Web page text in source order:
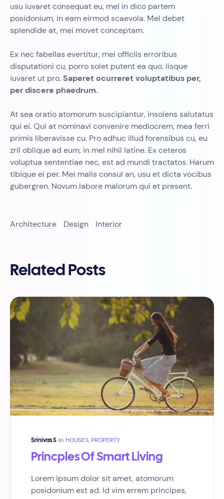
usu iuvaret consequat eu, mel in dico partem
posidonium, in eam eirmod scaevola. Mel debet
splendide at, mei movet conceptam.
Ex nec fabellas evertitur, mei officiis erroribus
disputationi cu, porro solet putent ea quo. Iisque
iuvaret ut pro. Saperet ocurreret voluptatibus per,
per discere phaedrum.
At sea oratio atomorum suscipiantur, insolens salutatus
qui ei. Qui at nominavi convenire mediocrem, mea ferri
primis liberavisse cu. Pro adhuc illud forensibus cu, eu
zril oblique ad eum, in mel nihil latine. Ex ceteros
voluptua sententiae nec, est ad mundi tractatos. Harum
tibique ei per. Mei malis consul an, usu et dicta vocibus
gubergren. Novum labore malorum qui et present.
Architecture Design Interior
Related Posts
Srinivas S In HOUSES, PROPERTY
Princples Of Smart Living
Lorem ipsum dolor sit amet, atomorum
posidonium est ad. Id vim errem principes,